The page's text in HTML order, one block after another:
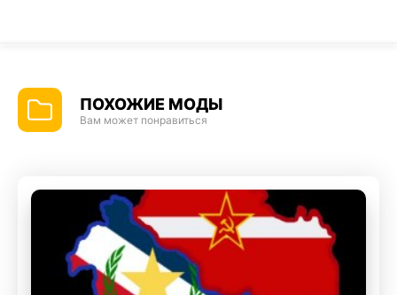
ПОХОЖИЕ МОДЫ
Вам может понравиться